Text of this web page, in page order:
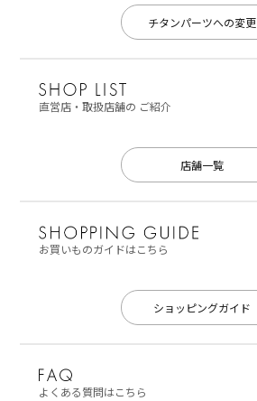
チタンパーツへの変更
直営店・取扱店舗の ご紹介
店舗一覧
お買いものガイドはこちら
ショッピングガイド
よくある質問はこちら